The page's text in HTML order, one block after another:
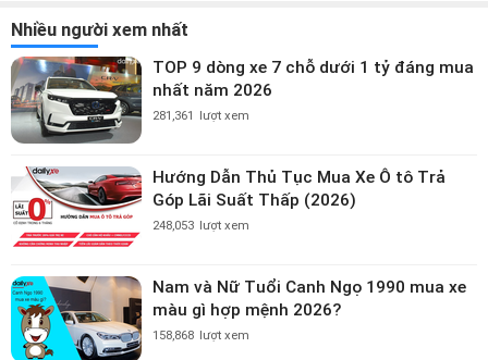
Nhiều người xem nhất
TOP 9 dòng xe 7 chỗ dưới 1 tỷ đáng mua
nhất năm 2026
281,361 lượt xem
Hướng Dẫn Thủ Tục Mua Xe Ô tô Trả
Góp Lãi Suất Thấp (2026)
248,053 lượt xem
Nam và Nữ Tuổi Canh Ngọ 1990 mua xe
màu gì hợp mệnh 2026?
158,868 lượt xem